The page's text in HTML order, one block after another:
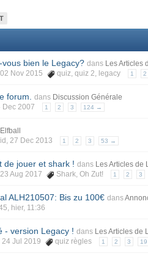
bien le Legacy? dans Les Articles
Nov 2015 quiz,quiz 2, legacy 1 2
forum. dans Discussion Générale
Dec 2007 1 2 3 124 →
Elfball
, 27 Dec 2013 1 2 3 53 →
de jouer et shark ! dans Les Articles de
Aug 2017 Shark,Oh Zut! 1 2 3
ALH210507: Bis zu 100€ dans
, hier, 11:36
- version Legacy ! dans Les Articles de
24 Jul 2019 quiz règles 1 2 3